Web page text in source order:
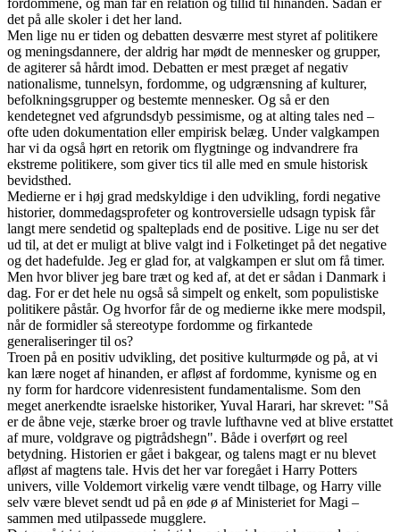
fordommene, og man får en relation og tillid til hinanden. Sådan er
det på alle skoler i det her land.
Men lige nu er tiden og debatten desværre mest styret af politikere
og meningsdannere, der aldrig har mødt de mennesker og grupper,
de agiterer så hårdt imod. Debatten er mest præget af negativ
nationalisme, tunnelsyn, fordomme, og udgrænsning af kulturer,
befolkningsgrupper og bestemte mennesker. Og så er den
kendetegnet ved afgrundsdyb pessimisme, og at alting tales ned –
ofte uden dokumentation eller empirisk belæg. Under valgkampen
har vi da også hørt en retorik om flygtninge og indvandrere fra
ekstreme politikere, som giver tics til alle med en smule historisk
bevidsthed.
Medierne er i høj grad medskyldige i den udvikling, fordi negative
historier, dommedagsprofeter og kontroversielle udsagn typisk får
langt mere sendetid og spalteplads end de positive. Lige nu ser det
ud til, at det er muligt at blive valgt ind i Folketinget på det negative
og det hadefulde. Jeg er glad for, at valgkampen er slut om få timer.
Men hvor bliver jeg bare træt og ked af, at det er sådan i Danmark i
dag. For er det hele nu også så simpelt og enkelt, som populistiske
politikere påstår. Og hvorfor får de og medierne ikke mere modspil,
når de formidler så stereotype fordomme og firkantede
generaliseringer til os?
Troen på en positiv udvikling, det positive kulturmøde og på, at vi
kan lære noget af hinanden, er afløst af fordomme, kynisme og en
ny form for hardcore videnresistent fundamentalisme. Som den
meget anerkendte israelske historiker, Yuval Harari, har skrevet: "Så
er de åbne veje, stærke broer og travle lufthavne ved at blive erstattet
af mure, voldgrave og pigtrådshegn". Både i overført og reel
betydning. Historien er gået i bakgear, og talens magt er nu blevet
afløst af magtens tale. Hvis det her var foregået i Harry Potters
univers, ville Voldemort virkelig være vendt tilbage, og Harry ville
selv være blevet sendt ud på en øde ø af Ministeriet for Magi –
sammen med utilpassede mugglere.